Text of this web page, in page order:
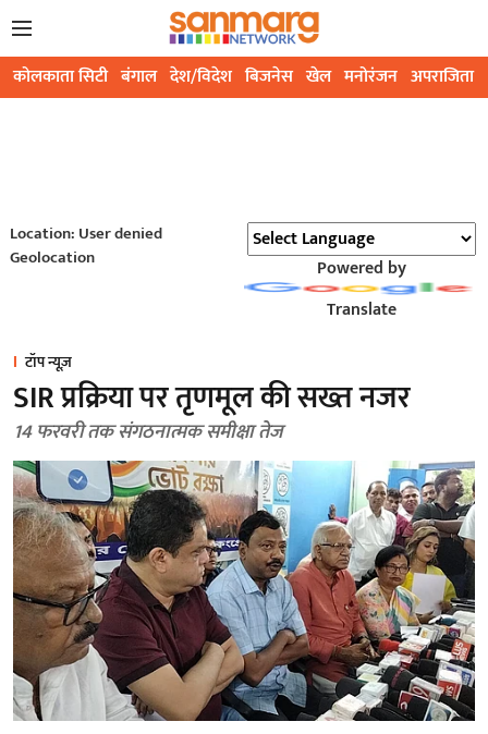
कोलकाता सिटी बंगाल देश/विदेश बिजनेस खेल मनोरंजन अपराजिता
Location: User denied
Geolocation
Powered by
Translate
टॉप न्यूज़
SIR प्रक्रिया पर तृणमूल की सख्त नजर
14 फरवरी तक संगठनात्मक समीक्षा तेज